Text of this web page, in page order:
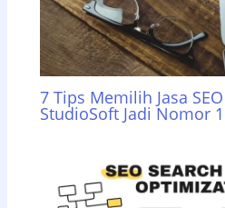
7 Tips Memilih Jasa
StudioSoft Jadi Nomor